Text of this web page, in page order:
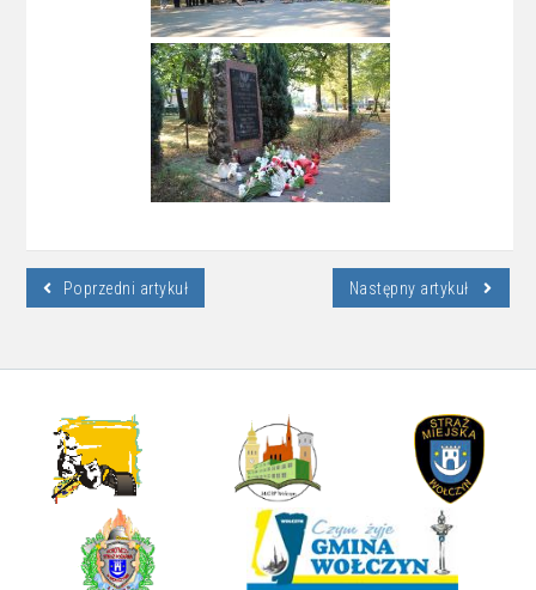
Poprzedni artykuł Następny artykuł